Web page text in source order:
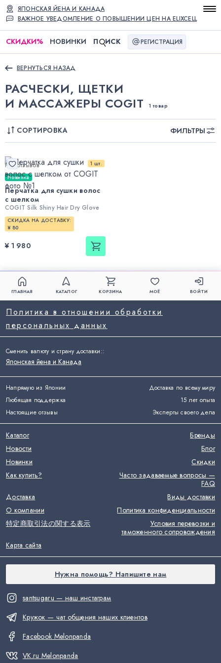
ВАЖНОЕ УВЕДОМЛЕНИЕ О ПОВЫШЕНИИ ЦЕН НА ELIXCELL
ЯПОНСКАЯ ЙЕНА И КАНАДА
СКИДКИ% НОВИНКИ П ИСК РЕГИСТРАЦИЯ
ВЕРНУТЬСЯ НАЗАД
РАСЧЕСКИ, ЩЕТКИ
И МАССАЖЕРЫ COGIT
1 товар
СОРТИРОВКА ФИЛЬТРЫ
1 шт.
Нет отзывов
Новинка
Перчатка для сушки волос
с шелком
COGIT Silk Shiny Hair Dry Glove
СКИДКА НА ДОСТАВКУ:
¥ 80
¥ 1 980
ГЛАВНАЯ КАТАЛОГ КОРЗИНА МОЁ ВОЙТИ
Напрямую из Японии
Доставка по всему миру
Любящая поддержка
15 лет опыта
Настоящие отзывы
Эксперты своего дела
santsugaru — наш инстаграм
Кружок — чат общения наших клиентов
Facebook Melonpanda
VK.ru Melonpanda
Политика в отношении обработки
персональных данных
Каталог
Бренды
Новости
Блог
Новинки
Скидки
Как купить?
Часто задаваемые вопросы —
FAQ
Доставка
Виды доставки
О компании
Политика конфиденциальности
特定商取引法の関する表示
Условия перевозки и
таможенного сопровождения
Карта сайта
Сменить валюту и страну доставки::
Японская йена и Канада
Нужна помощь? Напишите нам